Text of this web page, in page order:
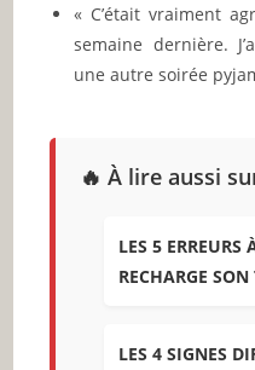
« C’était vraiment
semaine dernière.
une autre soirée
🔥 À lire aussi
LES 5
RECHARGE
LES 4 SIGNES